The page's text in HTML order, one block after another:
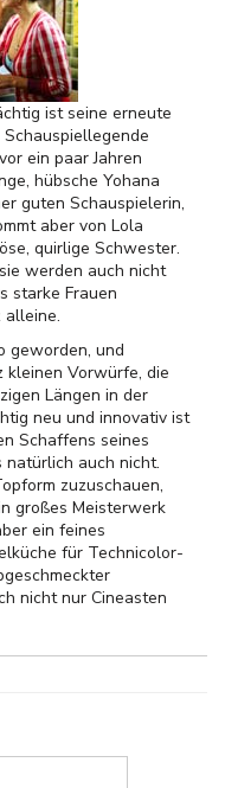
ist seine erneute
ein paar Jahren
hübsche Yohana
guten Schauspielerin,
aber von Lola
quirlige Schwester.
werden auch nicht
starke Frauen
alleine.
geworden, und
Vorwürfe, die
Längen in der
neu und innovativ ist
Schaffens seines
natürlich auch nicht.
zuzuschauen,
großes Meisterwerk
ein feines
für Technicolor-
nicht nur Cineasten